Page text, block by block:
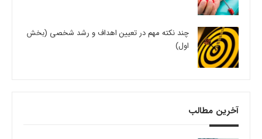
چند نکته مهم در تعیین اهداف و رشد شخصی (بخش
اول)
آخرین مطالب